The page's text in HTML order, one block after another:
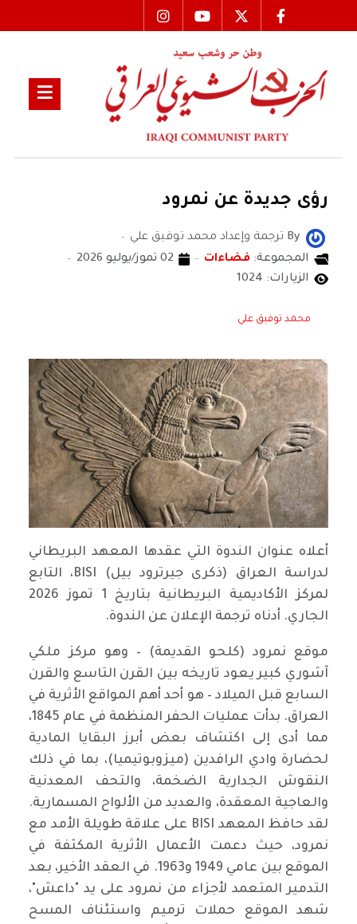
رؤى جديدة عن نمرود
By ترجمة وإعداد محمد توفيق علي
المجموعة: فضاءات
02 تموز/يوليو 2026
الزيارات: 1024
محمد توفبق علي
أعلاه عنوان الندوة التي عقدها المعهد البريطاني
لدراسة العراق (ذكرى جيرترود بيل) BISI، التابع
لمركز الأكاديمية البريطانية بتاريخ 1 تموز 2026
الجاري. أدناه ترجمة الإعلان عن الندوة.
موقع نمرود (كلحو القديمة) – وهو مركز ملكي
آشوري كبير يعود تاريخه بين القرن التاسع والقرن
السابع قبل الميلاد – هو أحد أهم المواقع الأثرية في
العراق. بدأت عمليات الحفر المنظمة في عام 1845،
مما أدى إلى اكتشاف بعض أبرز البقايا المادية
لحضارة وادي الرافدين (ميزوبوتيميا)، بما في ذلك
النقوش الجدارية الضخمة، والتحف المعدنية
والعاجية المعقدة، والعديد من الألواح المسمارية.
لقد حافظ المعهد BISI على علاقة طويلة الأمد مع
نمرود، حيث دعمت الأعمال الأثرية المكثفة في
الموقع بين عامي 1949 و1963. في العقد الأخير، بعد
التدمير المتعمد لأجزاء من نمرود على يد "داعش"،
شهد الموقع حملات ترميم واستئناف المسح